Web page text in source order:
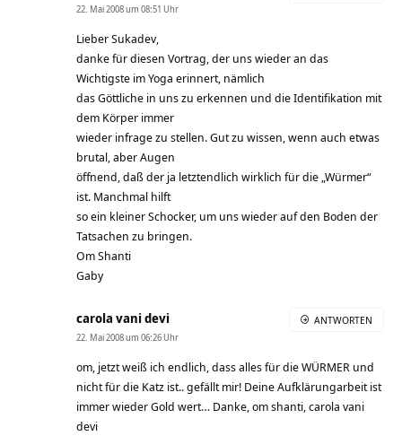
22. Mai 2008 um 08:51 Uhr
Lieber Sukadev,
danke für diesen Vortrag, der uns wieder an das
Wichtigste im Yoga erinnert, nämlich
das Göttliche in uns zu erkennen und die Identifikation mit
dem Körper immer
wieder infrage zu stellen. Gut zu wissen, wenn auch etwas
brutal, aber Augen
öffnend, daß der ja letztendlich wirklich für die „Würmer“
ist. Manchmal hilft
so ein kleiner Schocker, um uns wieder auf den Boden der
Tatsachen zu bringen.
Om Shanti
Gaby
carola vani devi
22. Mai 2008 um 06:26 Uhr
om, jetzt weiß ich endlich, dass alles für die WÜRMER und
nicht für die Katz ist.. gefällt mir! Deine Aufklärungarbeit ist
immer wieder Gold wert… Danke, om shanti, carola vani
devi
ANTWORTEN